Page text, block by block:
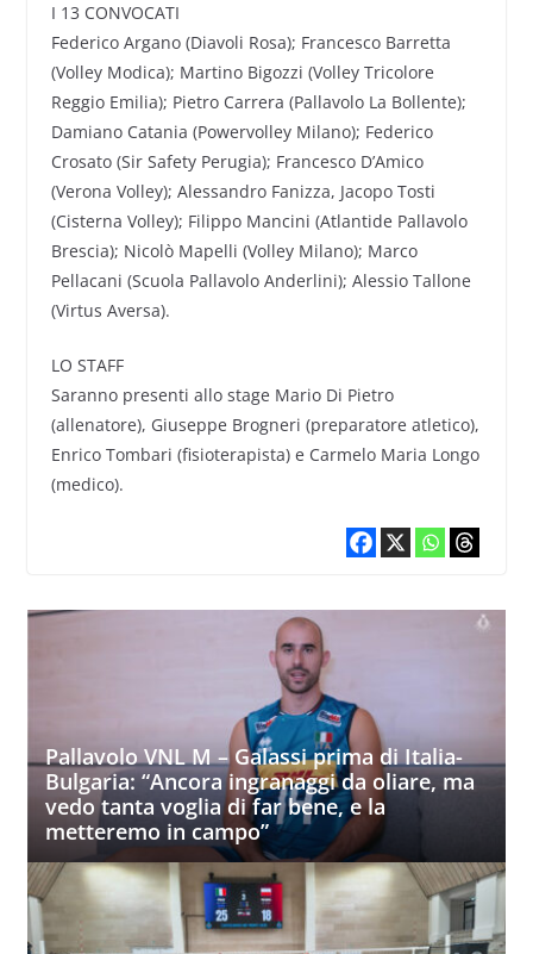
I 13 CONVOCATI
Federico Argano (Diavoli Rosa); Francesco Barretta
(Volley Modica); Martino Bigozzi (Volley Tricolore
Reggio Emilia); Pietro Carrera (Pallavolo La Bollente);
Damiano Catania (Powervolley Milano); Federico
Crosato (Sir Safety Perugia); Francesco D’Amico
(Verona Volley); Alessandro Fanizza, Jacopo Tosti
(Cisterna Volley); Filippo Mancini (Atlantide Pallavolo
Brescia); Nicolò Mapelli (Volley Milano); Marco
Pellacani (Scuola Pallavolo Anderlini); Alessio Tallone
(Virtus Aversa).
LO STAFF
Saranno presenti allo stage Mario Di Pietro
(allenatore), Giuseppe Brogneri (preparatore atletico),
Enrico Tombari (fisioterapista) e Carmelo Maria Longo
(medico).
Pallavolo VNL M – Galassi prima di Italia-
Bulgaria: “Ancora ingranaggi da oliare, ma
vedo tanta voglia di far bene, e la
metteremo in campo”